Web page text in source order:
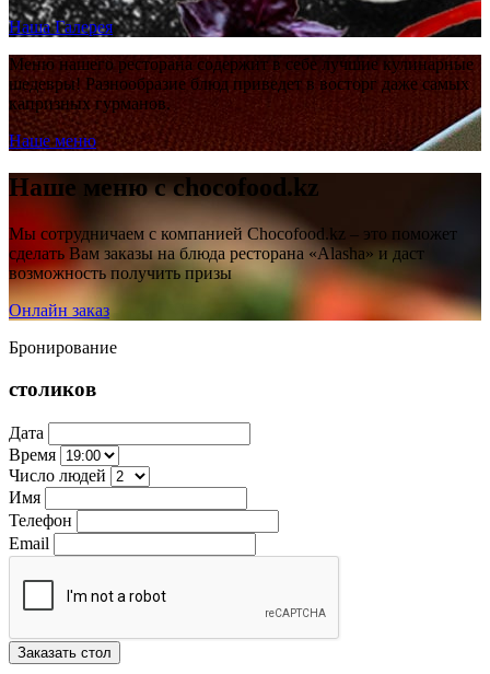
Наша Галерея
Меню нашего ресторана содержит в себе лучшие кулинарные
шедевры! Разнообразие блюд приведет в восторг даже самых
капризных гурманов.
Наше меню
Наше меню с chocofood.kz
Мы сотрудничаем с компанией Chocofood.kz – это поможет
сделать Вам заказы на блюда ресторана «Alasha» и даст
возможность получить призы
Онлайн заказ
Бронирование
столиков
Дата
Время
Число людей
Имя
Телефон
Email
Заказать стол